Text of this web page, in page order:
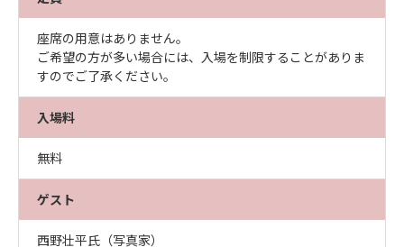
座席の用意はありません。
ご希望の方が多い場合には、入場を制限することがありま
すのでご了承ください。
入場料
無料
ゲスト
西野壮平氏（写真家）